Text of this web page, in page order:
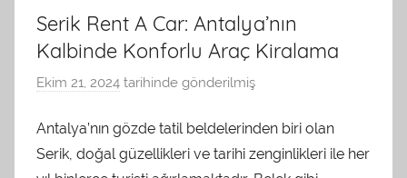
Serik Rent A Car: Antalya’nın
Kalbinde Konforlu Araç Kiralama
Ekim 21, 2024 tarihinde gönderilmiş
m
i
Antalya’nın gözde tatil beldelerinden biri olan
Serik, doğal güzellikleri ve tarihi zenginlikleri ile her